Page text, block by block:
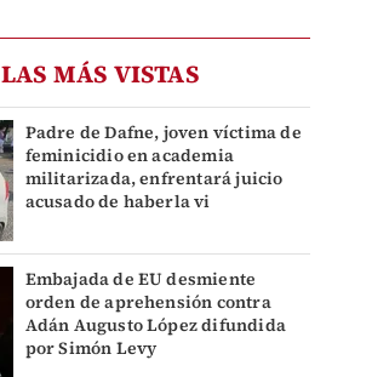
LAS MÁS VISTAS
Padre de Dafne, joven víctima de
feminicidio en academia
militarizada, enfrentará juicio
acusado de haberla vi
Embajada de EU desmiente
orden de aprehensión contra
Adán Augusto López difundida
por Simón Levy